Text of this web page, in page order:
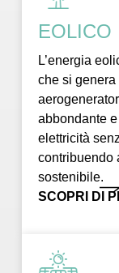
EOLICO
L’energia
che si genera
abbondante
elettricità
contribuendo
sostenibile.
SCOPRI DI